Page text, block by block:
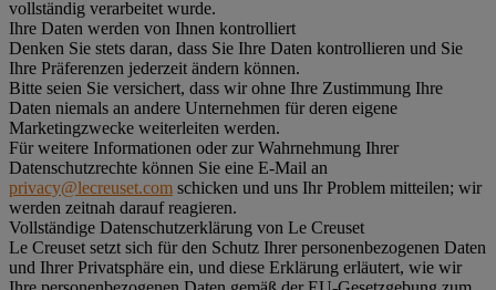
vollständig verarbeitet wurde.
Ihre Daten werden von Ihnen kontrolliert
Denken Sie stets daran, dass Sie Ihre Daten kontrollieren und Sie
Ihre Präferenzen jederzeit ändern können.
Bitte seien Sie versichert, dass wir ohne Ihre Zustimmung Ihre
Daten niemals an andere Unternehmen für deren eigene
Marketingzwecke weiterleiten werden.
Für weitere Informationen oder zur Wahrnehmung Ihrer
Datenschutzrechte können Sie eine E-Mail an
privacy@lecreuset.com schicken und uns Ihr Problem mitteilen; wir
werden zeitnah darauf reagieren.
Vollständige Datenschutzerklärung von Le Creuset
Le Creuset setzt sich für den Schutz Ihrer personenbezogenen Daten
und Ihrer Privatsphäre ein, und diese Erklärung erläutert, wie wir